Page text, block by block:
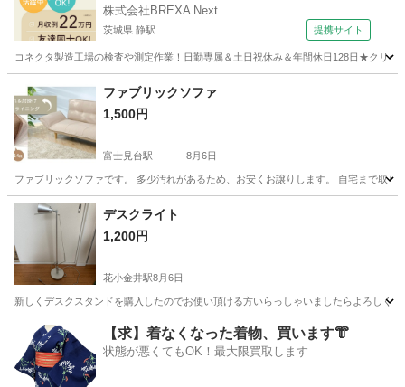
株式会社BREXA Next
茨城県 静駅 提携サイト
コネクタ製造工場の検査や測定作業！日勤専属＆土日祝休み＆年間休日128日★クリ
茨城 常陸大宮市 静駅
ファブリックソファ
1,500円
富士見台駅 8月6日
ファブリックソファです。 多少汚れがあるため、お安くお譲りします。 自宅まで取
東京 中野区 富士見台駅
デスクライト
1,200円
花小金井駅8月6日
新しくデスクスタンドを購入したのでお使い頂ける方いらっしゃいましたらよろしく
東京 東久留米市 花小金井駅 照明器具 デスク
【求】着なくなった着物、買います👘
状態が悪くてもOK！最大限買取します